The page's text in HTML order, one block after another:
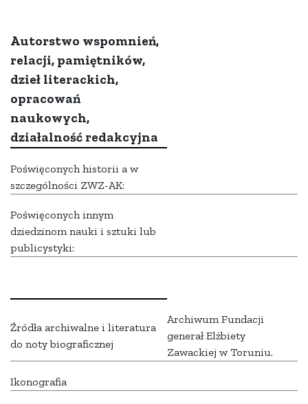
Autorstwo wspomnień,
relacji, pamiętników,
dzieł literackich,
opracowań
naukowych,
działalność redakcyjna
Poświęconych historii a w
szczególności ZWZ-AK:
Poświęconych innym
dziedzinom nauki i sztuki lub
publicystyki:
Źródła archiwalne i literatura
do noty biograficznej
Archiwum Fundacji
generał Elżbiety
Zawackiej w Toruniu.
Ikonografia